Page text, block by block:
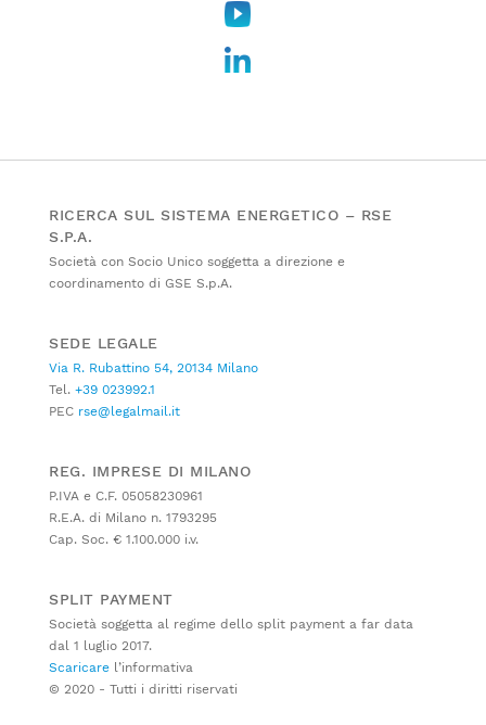
RICERCA SUL SISTEMA ENERGETICO – RSE
S.P.A.
Società con Socio Unico soggetta a direzione e
coordinamento di GSE S.p.A.
SEDE LEGALE
Via R. Rubattino 54, 20134 Milano
Tel. +39 023992.1
PEC rse@legalmail.it
REG. IMPRESE DI MILANO
P.IVA e C.F. 05058230961
R.E.A. di Milano n. 1793295
Cap. Soc. € 1.100.000 i.v.
SPLIT PAYMENT
Società soggetta al regime dello split payment a far data
dal 1 luglio 2017.
Scaricare l’informativa
© 2020 - Tutti i diritti riservati